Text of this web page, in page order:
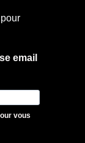
email
vous